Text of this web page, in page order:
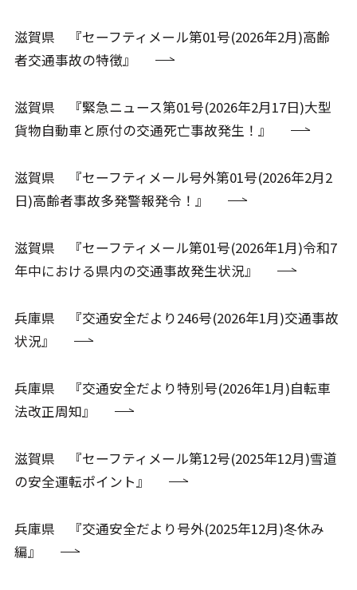
滋賀県 『セーフティメール第01号(2026年2月)高齢
者交通事故の特徴』
滋賀県 『緊急ニュース第01号(2026年2月17日)大型
貨物自動車と原付の交通死亡事故発生！』
滋賀県 『セーフティメール号外第01号(2026年2月2
日)高齢者事故多発警報発令！』
滋賀県 『セーフティメール第01号(2026年1月)令和7
年中における県内の交通事故発生状況』
兵庫県 『交通安全だより246号(2026年1月)交通事故
状況』
兵庫県 『交通安全だより特別号(2026年1月)自転車
法改正周知』
滋賀県 『セーフティメール第12号(2025年12月)雪道
の安全運転ポイント』
兵庫県 『交通安全だより号外(2025年12月)冬休み
編』